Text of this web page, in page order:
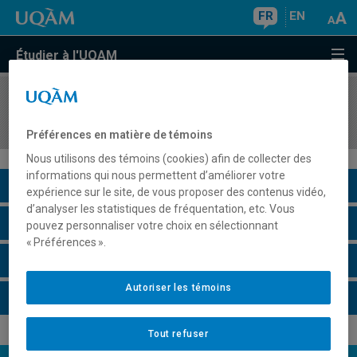
FR EN
Étudier à l'UQAM
COURS//
Description du cours
Horaire - Été 2026
Préférences en matière de témoins
Nous utilisons des témoins (cookies) afin de collecter des
informations qui nous permettent d’améliorer votre
expérience sur le site, de vous proposer des contenus vidéo,
d’analyser les statistiques de fréquentation, etc. Vous
pouvez personnaliser votre choix en sélectionnant
« Préférences ».
Tout refuser
Autoriser les témoins